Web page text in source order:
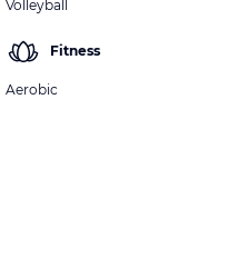
Volleyball
Fitness
Aerobic